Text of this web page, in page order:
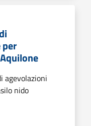
agevolazioni
nido